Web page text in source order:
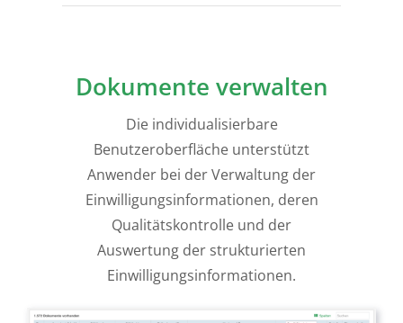
Dokumente verwalten
Die individualisierbare
Benutzeroberfläche unterstützt
Anwender bei der Verwaltung der
Einwilligungsinformationen, deren
Qualitätskontrolle und der
Auswertung der strukturierten
Einwilligungsinformationen.